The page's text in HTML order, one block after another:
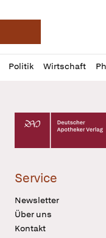
Deutsche
Politik Wirtschaft
Profil
öffnen
Daz
Pur
Deutscher
Service
Newsletter
Über uns
Kontakt